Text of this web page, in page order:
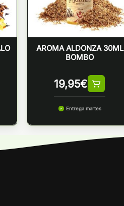
AROMA ALDONZA 30ML
BOMBO
19,95€
Entrega martes